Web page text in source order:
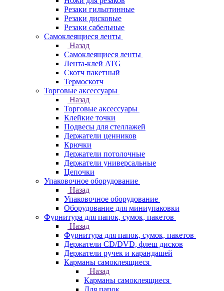
Резаки гильотинные
Резаки дисковые
Резаки сабельные
Самоклеящиеся ленты
Назад
Самоклеящиеся ленты
Лента-клей ATG
Скотч пакетный
Термоскотч
Торговые аксессуары
Назад
Торговые аксессуары
Клейкие точки
Подвесы для стеллажей
Держатели ценников
Крючки
Держатели потолочные
Держатели универсальные
Цепочки
Упаковочное оборудование
Назад
Упаковочное оборудование
Оборудование для миниупаковки
Фурнитура для папок, сумок, пакетов
Назад
Фурнитура для папок, сумок, пакетов
Держатели CD/DVD, флеш дисков
Держатели ручек и карандашей
Карманы самоклеящиеся
Назад
Карманы самоклеящиеся
Для папок